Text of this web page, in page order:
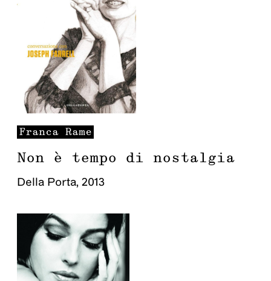
Franca Rame
Non è tempo di nostalgia
Della Porta, 2013